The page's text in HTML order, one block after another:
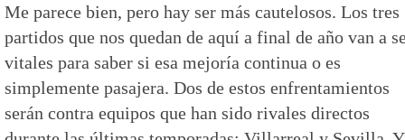
Me parece bien, pero hay ser más cautelosos. Los tres
partidos que nos quedan de aquí a final de año van a
vitales para saber si esa mejoría continua o es
simplemente pasajera. Dos de estos enfrentamientos
serán contra equipos que han sido rivales directos